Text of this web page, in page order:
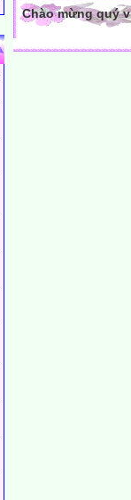
Chào mừng quý